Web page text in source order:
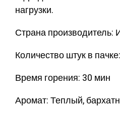
нагрузки.
Страна производитель:
Количество штук в
Время горения: 30 мин
Аромат: Теплый,